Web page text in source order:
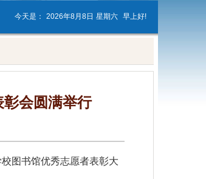
今天是： 2026年8月8日 星期六 早上好!
会圆满举行
图书馆优秀志愿者表彰大